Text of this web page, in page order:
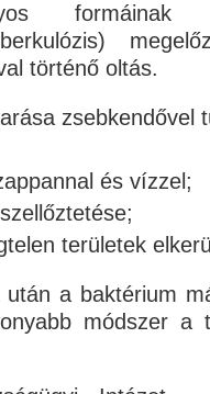
formáinak
történő oltás.
zsebkendővel
és vízzel;
területek
a baktérium
módszer a